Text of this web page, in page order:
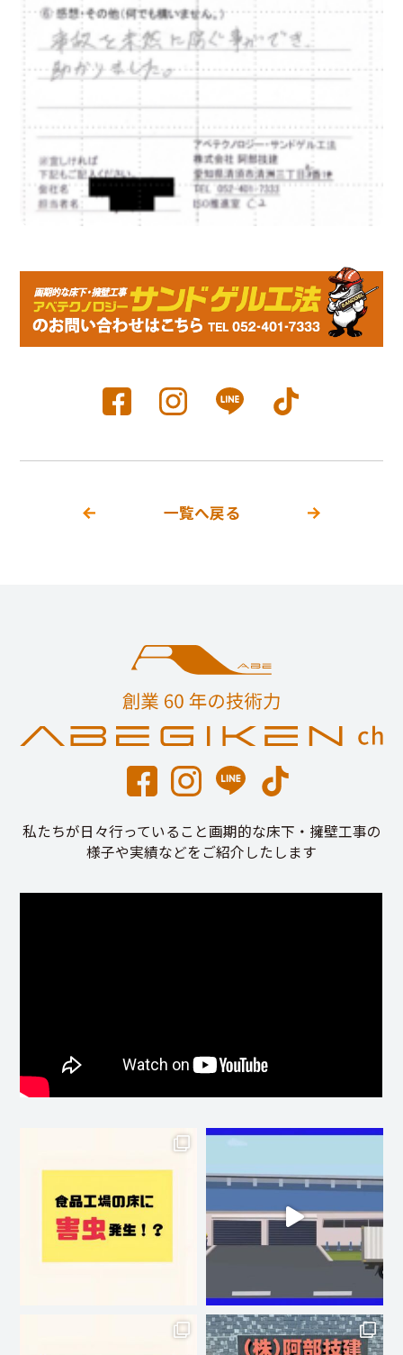
一覧へ戻る
私たちが日々行っていること画期的な床下・擁壁工事の
様子や実績などをご紹介したします